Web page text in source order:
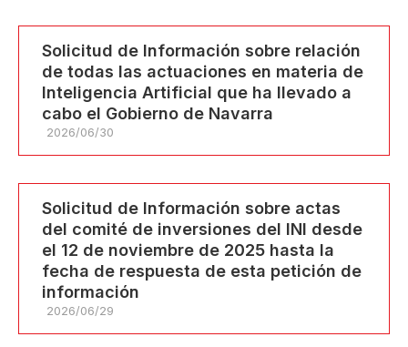
Solicitud de Información sobre relación
de todas las actuaciones en materia de
Inteligencia Artificial que ha llevado a
cabo el Gobierno de Navarra
2026/06/30
Solicitud de Información sobre actas
del comité de inversiones del INI desde
el 12 de noviembre de 2025 hasta la
fecha de respuesta de esta petición de
información
2026/06/29